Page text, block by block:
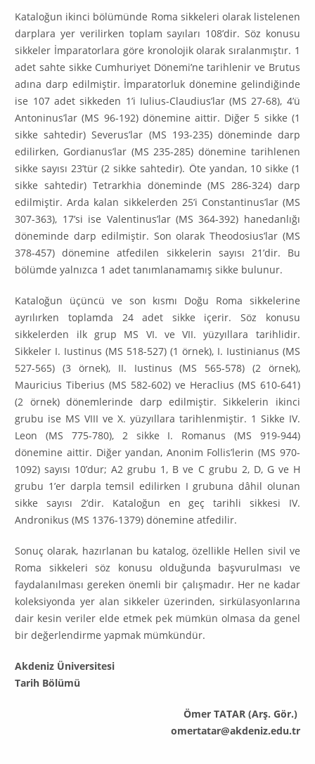
Kataloğun ikinci bölümünde Roma sikkeleri olarak listelenen
darplara yer verilirken toplam sayıları 108’dir. Söz konusu
sikkeler İmparatorlara göre kro­no­lojik olarak sıralanmıştır. 1
adet sahte sikke Cumhuriyet Dönemi’ne tarih­lenir ve Brutus
adına darp edilmiştir. İmparatorluk dönemine gelindiğinde
ise 107 adet sikkeden 1’i Iulius-Claudius’lar (MS 27-68), 4’ü
Antoninus’lar (MS 96-192) dönemine aittir. Diğer 5 sikke (1
sikke sahtedir) Severus’lar (MS 193-235) döneminde darp
edilirken, Gordianus’lar (MS 235-285) dönemine tarih­lenen
sikke sayısı 23’tür (2 sikke sahtedir). Öte yandan, 10 sikke (1
sikke sah­tedir) Tetrarkhia döneminde (MS 286-324) darp
edilmiştir. Arda kalan sikke­lerden 25’i Constantinus’lar (MS
307-363), 17’si ise Valentinus’lar (MS 364-392) hanedanlığı
döneminde darp edilmiştir. Son olarak Theodosius’lar (MS
378-457) dönemine atfedilen sikkelerin sayısı 21’dir. Bu
bölümde yalnızca 1 adet tanımlanamamış sikke bulunur.
Kataloğun üçüncü ve son kısmı Doğu Roma sikkelerine
ayrılırken top­lam­da 24 adet sikke içerir. Söz konusu
sikkelerden ilk grup MS VI. ve VII. yüzyıl­lara tarihlidir.
Sikkeler I. Iustinus (MS 518-527) (1 örnek), I. Iustinianus (MS
527-565) (3 örnek), II. Iustinus (MS 565-578) (2 örnek),
Mauricius Tiberius (MS 582-602) ve Heraclius (MS 610-641)
(2 örnek) dönemlerinde darp edilmiştir. Sikkelerin ikinci
grubu ise MS VIII ve X. yüzyıllara tarihlenmiştir. 1 Sikke IV.
Leon (MS 775-780), 2 sikke I. Romanus (MS 919-944)
dönemine aittir. Diğer yandan, Anonim Follis’lerin (MS 970-
1092) sayısı 10’dur; A2 grubu 1, B ve C grubu 2, D, G ve H
grubu 1’er darpla temsil edilirken I grubuna dâhil olunan
sikke sayısı 2’dir. Kataloğun en geç tarihli sikkesi IV.
Andronikus (MS 1376-1379) dönemine atfedilir.
Sonuç olarak, hazırlanan bu katalog, özellikle Hellen sivil ve
Roma sikkeleri söz konusu olduğunda başvurulması ve
faydalanılması gereken önemli bir çalışmadır. Her ne kadar
koleksiyonda yer alan sikkeler üzerinden, sirkülas­yon­larına
dair kesin veriler elde etmek pek mümkün olmasa da genel
bir de­ğerlendirme yapmak mümkündür.
Akdeniz Üniversitesi
Tarih Bölümü
Ömer TATAR (Arş. Gör.)
omertatar@akdeniz.edu.tr